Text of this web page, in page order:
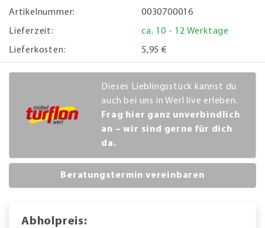
Artikelnummer:
0030700016
Lieferzeit:
ca. 10 - 12 Werktage
Lieferkosten:
5,95 €
Dieses Lieblingsstück kannst du
auch bei uns in Werl live erleben.
Frag hier ganz unverbindlich
an – wir sind gerne für dich
da.
Beratungstermin vereinbaren
Abholpreis: